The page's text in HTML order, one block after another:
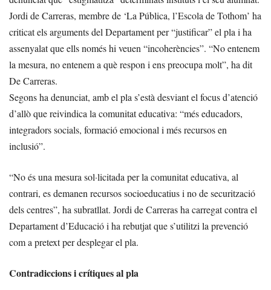
Jordi de Carreras, membre de ‘La Pública, l’Escola de Tothom’ ha
criticat els arguments del Departament per “justificar” el pla i ha
assenyalat que ells només hi veuen “incoherències”. “No entenem
la mesura, no entenem a què respon i ens preocupa molt”, ha dit
De Carreras.
Segons ha denunciat, amb el pla s’està desviant el focus d’atenció
d’allò que reivindica la comunitat educativa: “més educadors,
integradors socials, formació emocional i més recursos en
inclusió”.
“No és una mesura sol·licitada per la comunitat educativa, al
contrari, es demanen recursos socioeducatius i no de securització
dels centres”, ha subratllat. Jordi de Carreras ha carregat contra el
Departament d’Educació i ha rebutjat que s’utilitzi la prevenció
com a pretext per desplegar el pla.
Contradiccions i crítiques al pla